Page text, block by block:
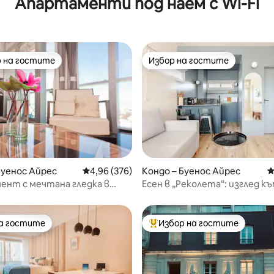
265 отзива
избор на гостите
на гостите
Айрес Средна оценка: 4,96 от 5, 376 отзива
4,96 (376)
с мечтана гледка в
Избор на гостите
Избор на гостите
Кондо – Буенос Айрес
Есен в „Реколета“: изглед
гостите
гостите Най-популярен избор на
Избор на гостите